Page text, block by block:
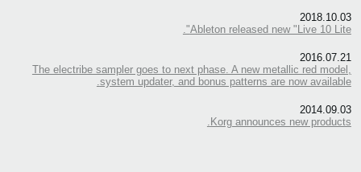
2018.10.03
Ableton released new "Live 10 Lite".
2016.07.21
The electribe sampler goes to next phase. A new metallic red model,
system updater, and bonus patterns are now available.
2014.09.03
Korg announces new products.